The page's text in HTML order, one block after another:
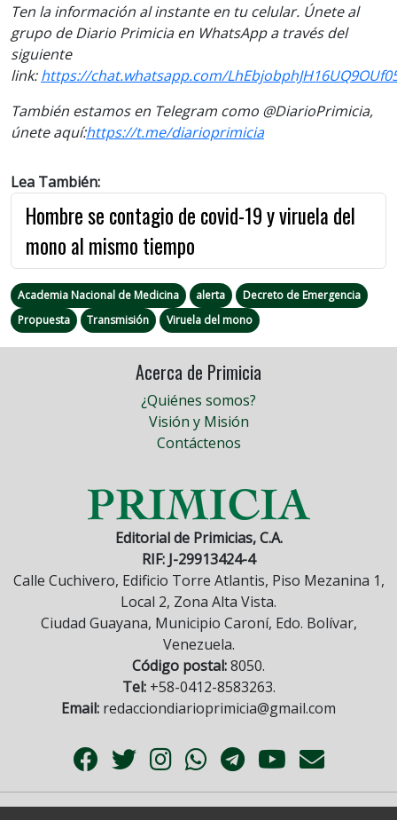
Ten la información al instante en tu celular. Únete al
grupo de Diario Primicia en WhatsApp a través del
siguiente
link:https://chat.whatsapp.com/
También estamos en Telegram como @DiarioPrimicia,
únete aquí:https://t.me/diarioprimicia
Lea También:
Hombre se contagio de covid-19 y viruela del
mono al mismo tiempo
Academia Nacional de Medicina alerta
Decreto de Emergencia
Propuesta
Transmisión Viruela del mono
Acerca de Primicia
¿Quiénes somos?
Visión y Misión
Contáctenos
Editorial de Primicias, C.A.
RIF: J-29913424-4
Calle Cuchivero, Edificio Torre Atlantis, Piso Mezanina 1,
Local 2, Zona Alta Vista.
Ciudad Guayana, Municipio Caroní, Edo. Bolívar,
Venezuela.
Código postal:8050.
Tel:+58-0412-8583263.
Email: redacciondiarioprimicia@gmail.com